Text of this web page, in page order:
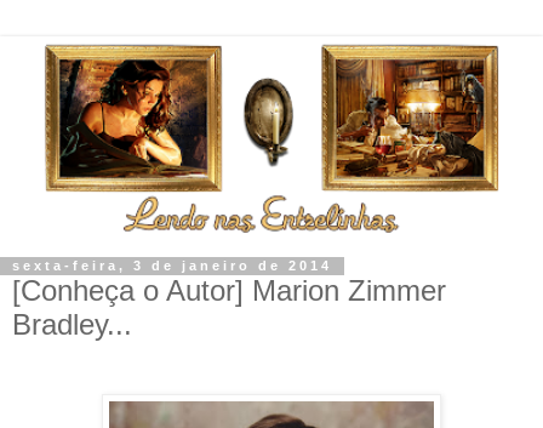
sexta-feira, 3 de janeiro de 2014
[Conheça o Autor] Marion Zimmer
Bradley...